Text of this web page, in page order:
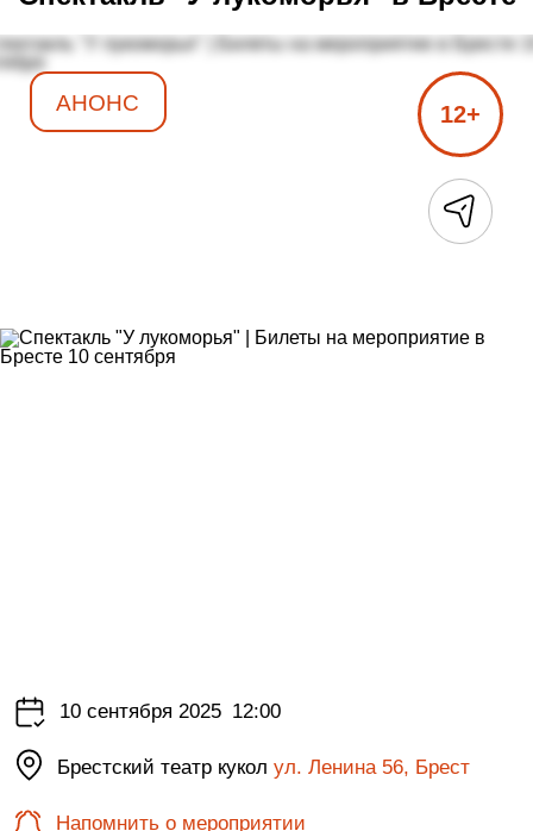
АНОНС 12+
10 сентября 2025 12:00
Брестский театр куколул. Ленина 56, Брест
Напомнить о мероприятии